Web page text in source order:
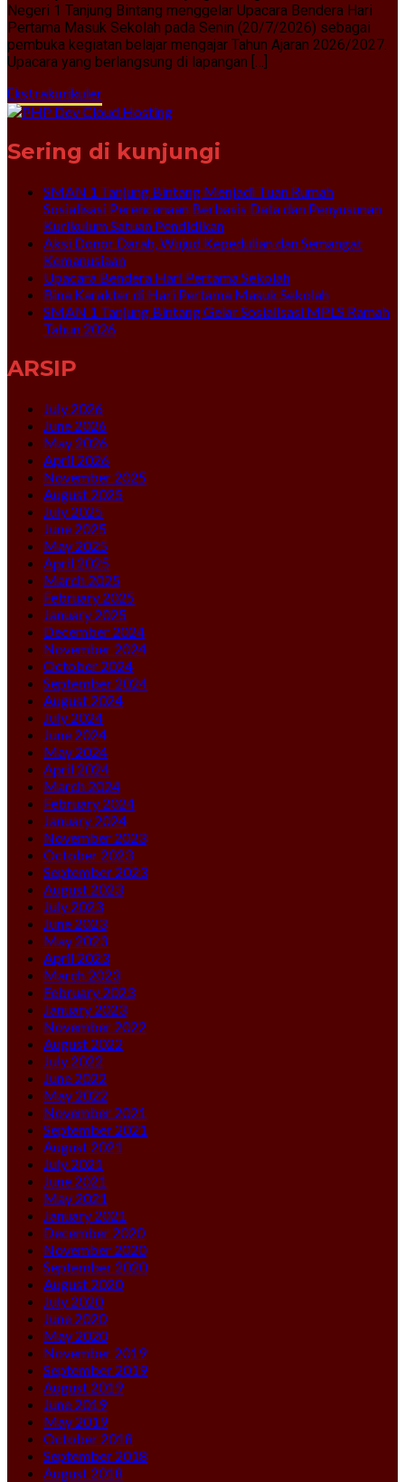
Negeri 1 Tanjung Bintang menggelar Upacara Bendera Hari
Pertama Masuk Sekolah pada Senin (20/7/2026) sebagai
pembuka kegiatan belajar mengajar Tahun Ajaran 2026/2027.
Upacara yang berlangsung di lapangan […]
Ekstrakurikuler
Sering di kunjungi
SMAN 1 Tanjung Bintang Menjadi Tuan Rumah
Sosialisasi Perencanaan Berbasis Data dan Penyusunan
Kurikulum Satuan Pendidikan
Aksi Donor Darah, Wujud Kepedulian dan Semangat
Kemanusiaan
Upacara Bendera Hari Pertama Sekolah
Bina Karakter di Hari Pertama Masuk Sekolah
SMAN 1 Tanjung Bintang Gelar Sosialisasi MPLS Ramah
Tahun 2026
ARSIP
July 2026
June 2026
May 2026
April 2026
November 2025
August 2025
July 2025
June 2025
May 2025
April 2025
March 2025
February 2025
January 2025
December 2024
November 2024
October 2024
September 2024
August 2024
July 2024
June 2024
May 2024
April 2024
March 2024
February 2024
January 2024
November 2023
October 2023
September 2023
August 2023
July 2023
June 2023
May 2023
April 2023
March 2023
February 2023
January 2023
November 2022
August 2022
July 2022
June 2022
May 2022
November 2021
September 2021
August 2021
July 2021
June 2021
May 2021
January 2021
December 2020
November 2020
September 2020
August 2020
July 2020
June 2020
May 2020
November 2019
September 2019
August 2019
June 2019
May 2019
October 2018
September 2018
August 2018